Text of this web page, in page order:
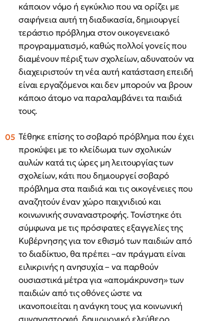
κάποιον νόμο ή εγκύκλιο που να ορίζει με
σαφήνεια αυτή τη διαδικασία, δημιουργεί
τεράστιο πρόβλημα στον οικογενειακό
προγραμματισμό, καθώς πολλοί γονείς που
διαμένουν πέριξ των σχολείων, αδυνατούν να
διαχειριστούν τη νέα αυτή κατάσταση επειδή
είναι εργαζόμενοι και δεν μπορούν να βρουν
κάποιο άτομο να παραλαμβάνει τα παιδιά
τους.
Τέθηκε επίσης το σοβαρό πρόβλημα που έχει
προκύψει με το κλείδωμα των σχολικών
αυλών κατά τις ώρες μη λειτουργίας των
σχολείων, κάτι που δημιουργεί σοβαρό
πρόβλημα στα παιδιά και τις οικογένειες που
αναζητούν έναν χώρο παιχνιδιού και
κοινωνικής συναναστροφής. Τονίστηκε ότι
σύμφωνα με τις πρόσφατεςεξαγγελίες της
Κυβέρνησης για τον εθισμό των παιδιών από
το διαδίκτυο, θα πρέπει –αν πράγματι είναι
ειλικρινής η ανησυχία – να παρθούν
ουσιαστικά μέτρα για «απομάκρυνση» των
παιδιών από τις οθόνες ώστε να
ικανοποιείται η ανάγκη τους για κοινωνική